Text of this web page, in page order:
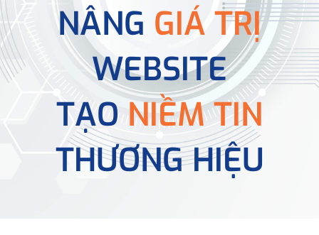
NÂNG GIÁ TRỊ
WEBSITE
TẠONIỀM TIN
THƯƠNG HIỆU